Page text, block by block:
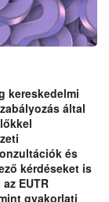
kereskedelmi
által
és
kérdéseket is
EUTR
gyakorlati